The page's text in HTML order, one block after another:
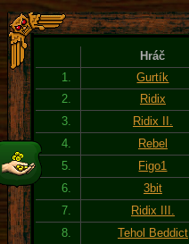
Hráč
1.
Gurtík
2.
Ridix
3.
Ridix II.
4.
Rebel
5.
Figo1
6.
3bit
7.
Ridix III.
8.
Tehol Beddict